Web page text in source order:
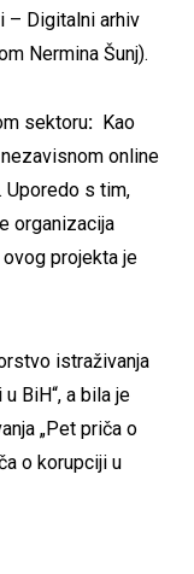
– Digitalni arhiv
Nermina Šunj).
sektoru: Kao
online
Uporedo s tim,
organizacija
projekta je
istraživanja
BiH“, a bila je
„Pet priča o
o korupciji u